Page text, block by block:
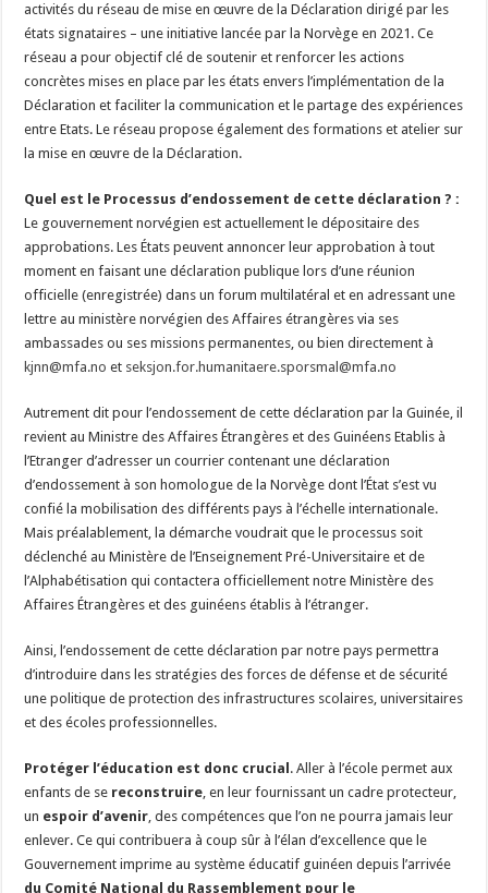
activités du réseau de mise en œuvre de la Déclaration dirigé par les
états signataires – une initiative lancée par la Norvège en 2021. Ce
réseau a pour objectif clé de soutenir et renforcer les actions
concrètes mises en place par les états envers l’implémentation de la
Déclaration et faciliter la communication et le partage des expériences
entre Etats. Le réseau propose également des formations et atelier sur
la mise en œuvre de la Déclaration.
Quel est le Processus d’endossement de cette déclaration ? :
Le gouvernement norvégien est actuellement le dépositaire des
approbations. Les États peuvent annoncer leur approbation à tout
moment en faisant une déclaration publique lors d’une réunion
officielle (enregistrée) dans un forum multilatéral et en adressant une
lettre au ministère norvégien des Affaires étrangères via ses
ambassades ou ses missions permanentes, ou bien directement à
kjnn@mfa.no et seksjon.for.humanitaere.sporsmal@mfa.no
Autrement dit pour l’endossement de cette déclaration par la Guinée, il
revient au Ministre des Affaires Étrangères et des Guinéens Etablis à
l’Etranger d’adresser un courrier contenant une déclaration
d’endossement à son homologue de la Norvège dont l’État s’est vu
confié la mobilisation des différents pays à l’échelle internationale.
Mais préalablement, la démarche voudrait que le processus soit
déclenché au Ministère de l’Enseignement Pré-Universitaire et de
l’Alphabétisation qui contactera officiellement notre Ministère des
Affaires Étrangères et des guinéens établis à l’étranger.
Ainsi, l’endossement de cette déclaration par notre pays permettra
d’introduire dans les stratégies des forces de défense et de sécurité
une politique de protection des infrastructures scolaires, universitaires
et des écoles professionnelles.
Protéger l’éducation est donc crucial . Aller à l’école permet aux
enfants de se reconstruire, en leur fournissant un cadre protecteur,
un espoir d’avenir, des compétences que l’on ne pourra jamais leur
enlever. Ce qui contribuera à coup sûr à l’élan d’excellence que le
Gouvernement imprime au système éducatif guinéen depuis l’arrivée
du Comité National du Rassemblement pour le